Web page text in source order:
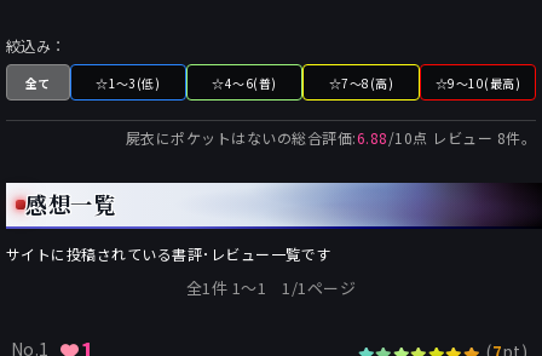
絞込み：
全て ☆1～3(低) ☆4～6(普) ☆7～8(高) ☆9～10(最高)
屍衣にポケットはないの総合評価:6.88/10点 レビュー 8件。
感想一覧
サイトに投稿されている書評･レビュー一覧です
全1件 1〜1 1/1ページ
No.1